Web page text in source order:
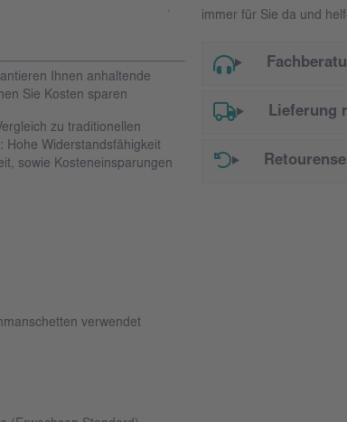
Ihnen anhaltende
Sie Kosten sparen
zu traditionellen
Hohe Widerstandsfähigkeit
sowie Kosteneinsparungen
verwendet
immer für Sie da und
Lieferung